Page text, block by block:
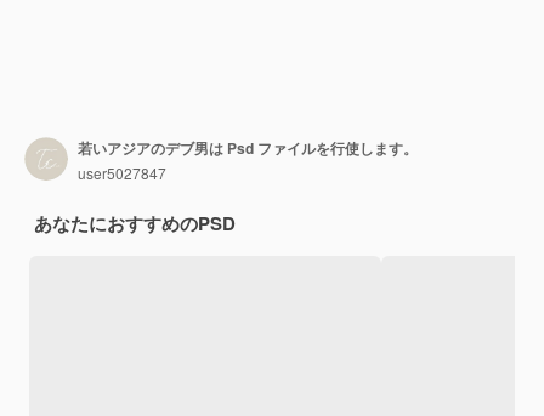
若いアジアのデブ男は Psd ファイルを行使します。
user5027847
あなたにおすすめのPSD